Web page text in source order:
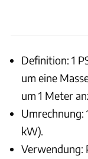
Definition: 1
um eine
um 1 Meter
Umrechnung:
kW).
Verwendung: